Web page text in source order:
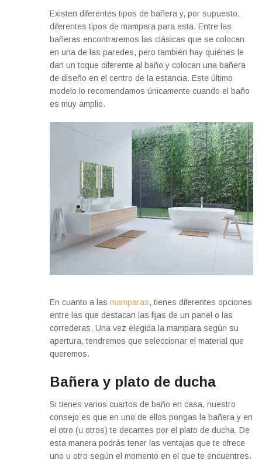
Existen diferentes tipos de bañera y, por supuesto,
diferentes tipos de mampara para esta. Entre las
bañeras encontraremos las clásicas que se colocan
en una de las paredes, pero también hay quiénes le
dan un toque diferente al baño y colocan una bañera
de diseño en el centro de la estancia. Este último
modelo lo recomendamos únicamente cuando el baño
es muy amplio.
En cuanto a las mamparas, tienes diferentes opciones
entre las que destacan las fijas de un panel o las
correderas. Una vez elegida la mampara según su
apertura, tendremos que seleccionar el material que
queremos.
Bañera y plato de ducha
Si tienes varios cuartos de baño en casa, nuestro
consejo es que en uno de ellos pongas la bañera y en
el otro (u otros) te decantes por el plato de ducha. De
esta manera podrás tener las ventajas que te ofrece
uno u otro según el momento en el que te encuentres.